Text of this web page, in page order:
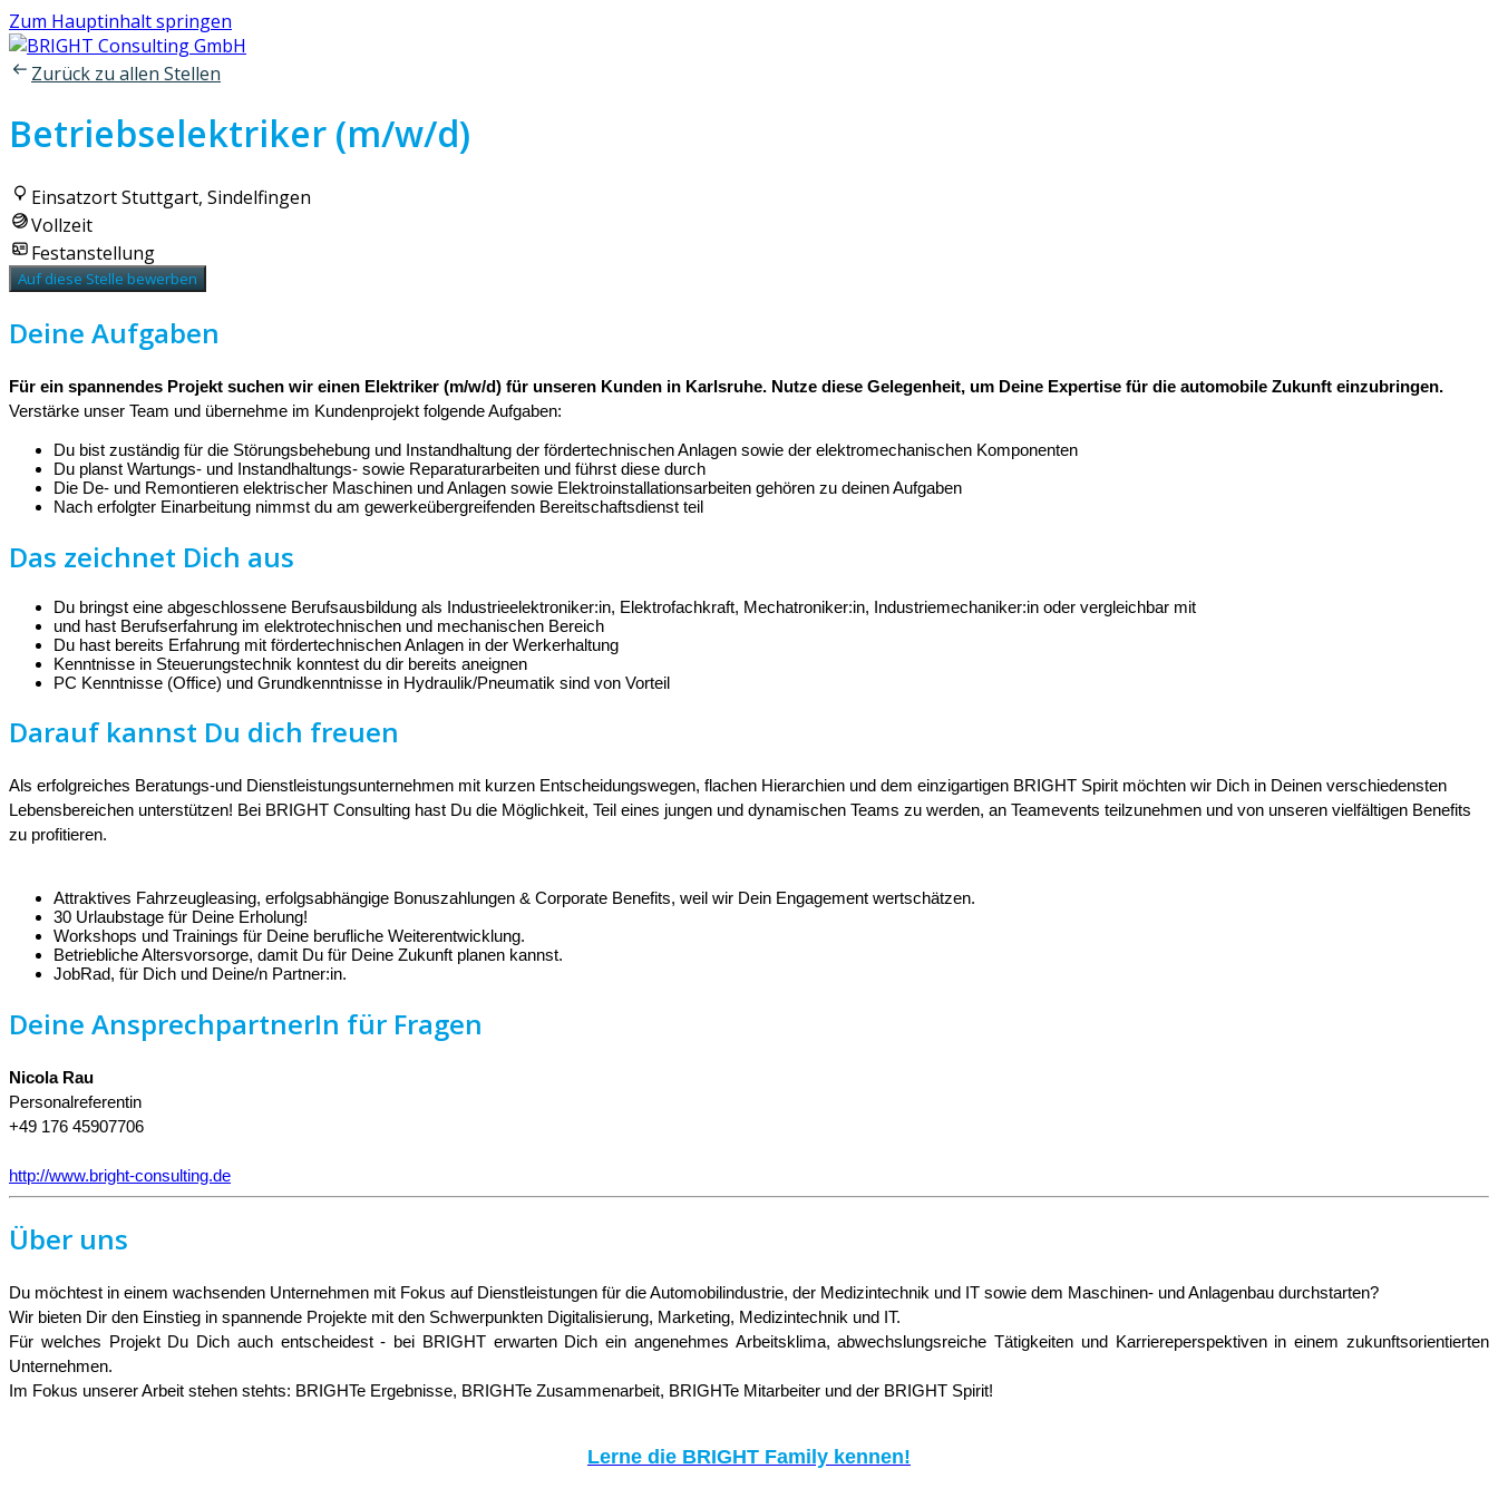
Zum Hauptinhalt springen
Zurück zu allen Stellen
Betriebselektriker (m/w/d)
Einsatzort Stuttgart, Sindelfingen
Vollzeit
Festanstellung
Auf diese Stelle bewerben
Deine Aufgaben
Für ein spannendes Projekt suchen wir einen Elektriker (m/w/d) für unseren Kunden in Karlsruhe. Nutze diese Gelegenheit, um Deine Expertise für die automobile Zukunft einzubringen.
Verstärke unser Team und übernehme im Kundenprojekt folgende Aufgaben:
Du bist zuständig für die Störungsbehebung und Instandhaltung der fördertechnischen Anlagen sowie der elektromechanischen Komponenten
Du planst Wartungs- und Instandhaltungs- sowie Reparaturarbeiten und führst diese durch
Die De- und Remontieren elektrischer Maschinen und Anlagen sowie Elektroinstallationsarbeiten gehören zu deinen Aufgaben
Nach erfolgter Einarbeitung nimmst du am gewerkeübergreifenden Bereitschaftsdienst teil
Das zeichnet Dich aus
Du bringst eine abgeschlossene Berufsausbildung als Industrieelektroniker:in, Elektrofachkraft, Mechatroniker:in, Industriemechaniker:in oder vergleichbar mit
und hast Berufserfahrung im elektrotechnischen und mechanischen Bereich
Du hast bereits Erfahrung mit fördertechnischen Anlagen in der Werkerhaltung
Kenntnisse in Steuerungstechnik konntest du dir bereits aneignen
PC Kenntnisse (Office) und Grundkenntnisse in Hydraulik/Pneumatik sind von Vorteil
Darauf kannst Du dich freuen
Als erfolgreiches Beratungs-und Dienstleistungsunternehmen mit kurzen Entscheidungswegen, flachen Hierarchien und dem einzigartigen BRIGHT Spirit möchten wir Dich in Deinen verschiedensten
Lebensbereichen unterstützen! Bei BRIGHT Consulting hast Du die Möglichkeit, Teil eines jungen und dynamischen Teams zu werden, an Teamevents teilzunehmen und von unseren vielfältigen Benefits
zu profitieren.
Attraktives Fahrzeugleasing, erfolgsabhängige Bonuszahlungen & Corporate Benefits, weil wir Dein Engagement wertschätzen.
30 Urlaubstage für Deine Erholung!
Workshops und Trainings für Deine berufliche Weiterentwicklung.
Betriebliche Altersvorsorge, damit Du für Deine Zukunft planen kannst.
JobRad, für Dich und Deine/n Partner:in.
Deine AnsprechpartnerIn für Fragen
Nicola Rau
Personalreferentin
+49 176 45907706
http://www.bright-consulting.de
Über uns
Du möchtest in einem wachsenden Unternehmen mit Fokus auf Dienstleistungen für die Automobilindustrie, der Medizintechnik und IT sowie dem Maschinen- und Anlagenbau durchstarten?
Wir bieten Dir den Einstieg in spannende Projekte mit den Schwerpunkten Digitalisierung, Marketing, Medizintechnik und IT.
Für welches Projekt Du Dich auch entscheidest - bei BRIGHT erwarten Dich ein angenehmes Arbeitsklima, abwechslungsreiche Tätigkeiten und Karriereperspektiven in einem zukunftsorientierten
Unternehmen.
Im Fokus unserer Arbeit stehen stehts: BRIGHTe Ergebnisse, BRIGHTe Zusammenarbeit, BRIGHTe Mitarbeiter und der BRIGHT Spirit!
Lerne die BRIGHT Family kennen!